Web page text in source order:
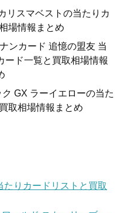
リスマベストの当たりカ
場情報まとめ
ンカード 追憶の盟友 当
ード一覧と買取相場情報
GX ラーイエローの当た
取相場情報まとめ
りカードリストと買取